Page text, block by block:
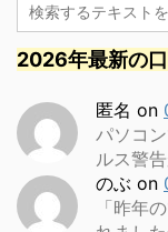
2026年最新の
匿名 on
パソコ
ルス警
のぶ on
「昨年